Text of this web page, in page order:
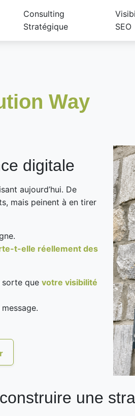
Consulting
Stratégique
SEO
Way
digitale
aujourd’hui. De
mais peinent à en tirer
t-elle réellement des
sorte que votre visibilité
une